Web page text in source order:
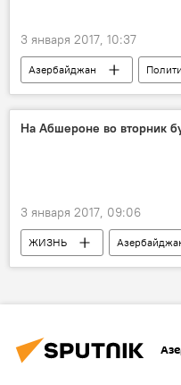
3 января 2017, 10:37
Азербайджан
АНАЛИТИКА
Новости мира
На Абшероне во вторник
3 января 2017, 09:06
ЖИЗНЬ